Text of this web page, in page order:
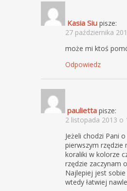
Kasia Siu pisze:
27 października
może mi ktoś
Odpowiedz
paulietta pisze:
2 listopada 2013 o
Jeżeli chodzi Pani
pierwszym rzędzie
koraliki w kolorze
rzędzie zaczynam
Najlepiej jest
wtedy łatwiej